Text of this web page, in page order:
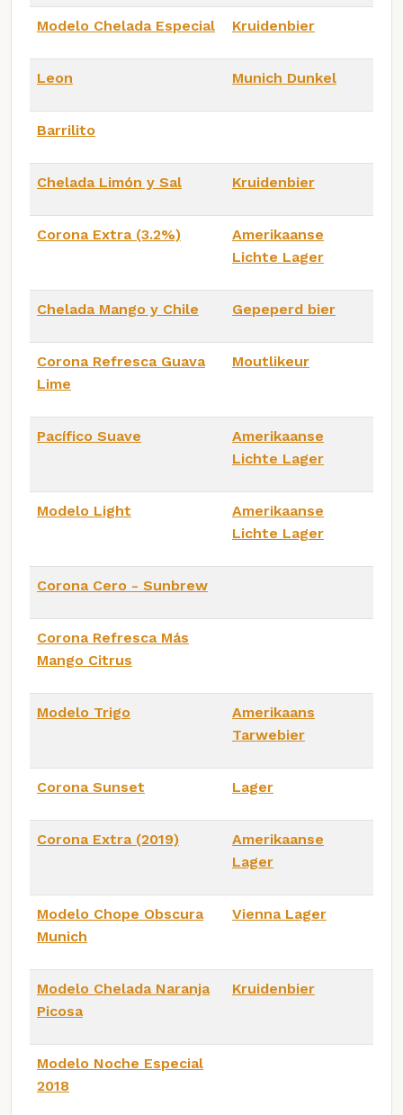
Modelo Chelada Especial Kruidenbier
Leon Munich Dunkel
Barrilito
Chelada Limón y Sal Kruidenbier
Corona Extra (3.2%)
Amerikaanse
Lichte Lager
Chelada Mango y Chile Gepeperd bier
Corona Refresca Guava
Lime
Moutlikeur
Pacífico Suave
Amerikaanse
Lichte Lager
Modelo Light
Amerikaanse
Lichte Lager
Corona Cero - Sunbrew
Corona Refresca Más
Mango Citrus
Modelo Trigo
Amerikaans
Tarwebier
Corona Sunset Lager
Corona Extra (2019)
Amerikaanse
Lager
Modelo Chope Obscura
Munich
Vienna Lager
Modelo Chelada Naranja
Picosa
Kruidenbier
Modelo Noche Especial
2018